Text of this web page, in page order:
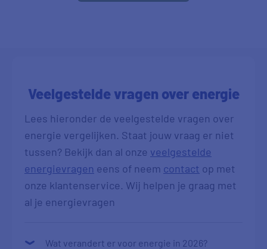
Veelgestelde vragen over energie
Lees hieronder de veelgestelde vragen over
energie vergelijken. Staat jouw vraag er niet
tussen? Bekijk dan al onze veelgestelde
energievragen eens of neem contact op met
onze klantenservice. Wij helpen je graag met
al je energievragen
Wat verandert er voor energie in 2026?